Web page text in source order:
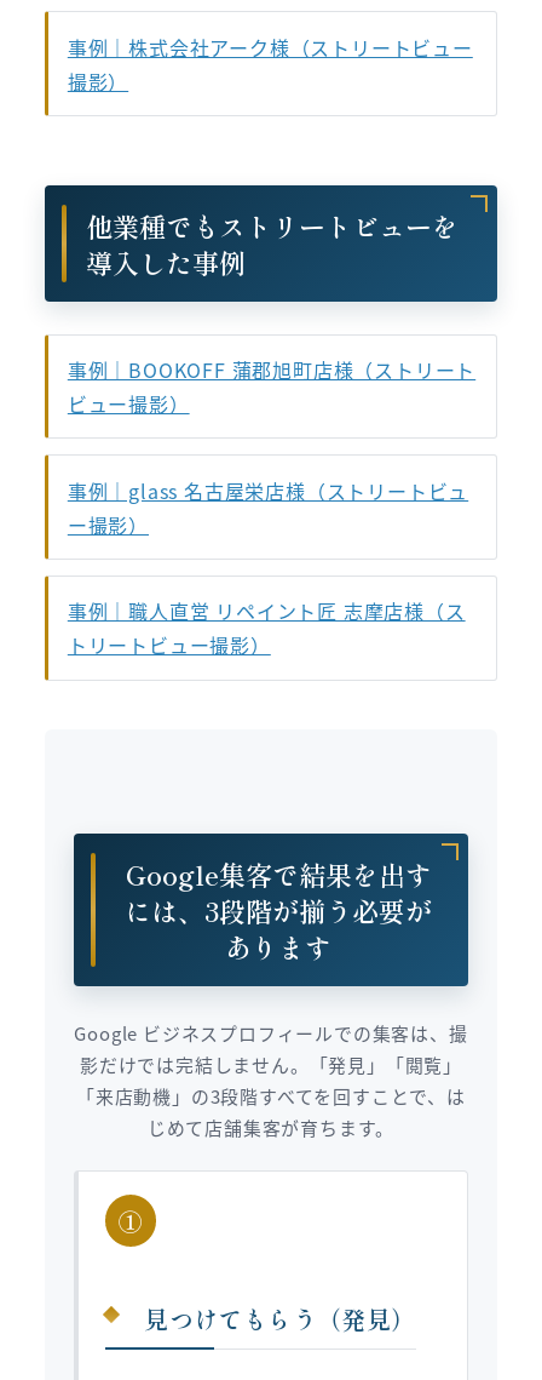
事例｜株式会社アーク様（ストリートビュー
撮影）
他業種でもストリートビューを
導入した事例
事例｜BOOKOFF 蒲郡旭町店様（ストリート
ビュー撮影）
事例｜glass 名古屋栄店様（ストリートビュ
ー撮影）
事例｜職人直営 リペイント匠 志摩店様（ス
トリートビュー撮影）
Google集客で結果を出す
には、3段階が揃う必要が
あります
Google ビジネスプロフィールでの集客は、撮
影だけでは完結しません。「発見」「閲覧」
「来店動機」の3段階すべてを回すことで、は
じめて店舗集客が育ちます。
①
見つけてもらう（発見）